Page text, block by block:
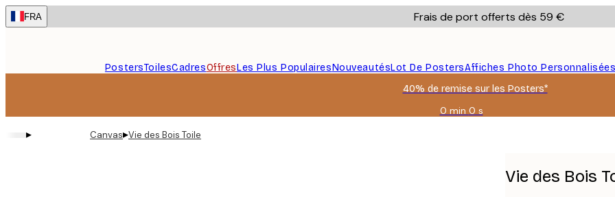
Skip
to
FRA Frais de port offerts dès 59 €
PostersToilesCadresOffresLes Plus PopulairesNouveautésLot De PostersAffiches Photo
40% de remise sur les Posters*
0 min 0 s
Valable
▸ Canvas▸Vie des Bois Toile
Vie des Bois